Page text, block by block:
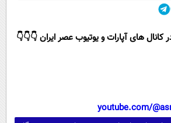
کانال های آپارات و یوتیوب عصر ایران 👇👇👇
youtube.com/